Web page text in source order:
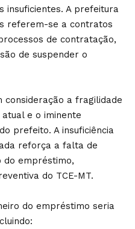
insuficientes. A prefeitura
referem-se a contratos
de contratação,
de suspender o
consideração a fragilidade
e o iminente
prefeito. A insuficiência
reforça a falta de
do empréstimo,
do TCE-MT.
do empréstimo seria